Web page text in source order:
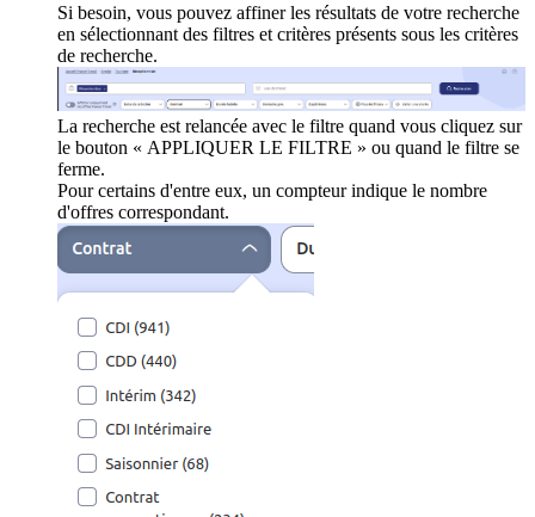
Si besoin, vous pouvez affiner les résultats de votre recherche
en sélectionnant des filtres et critères présents sous les critères
de recherche.
La recherche est relancée avec le filtre quand vous cliquez sur
le bouton « APPLIQUER LE FILTRE » ou quand le filtre se
ferme.
Pour certains d'entre eux, un compteur indique le nombre
d'offres correspondant.